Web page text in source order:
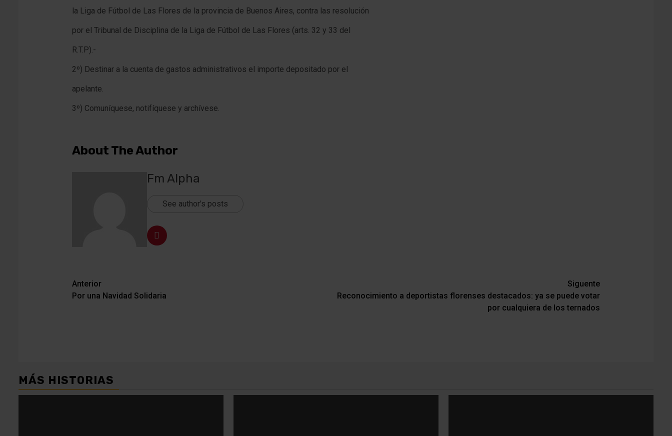
la Liga de Fútbol de Las Flores de la provincia de Buenos Aires, contra las resolución
por el Tribunal de Disciplina de la Liga de Fútbol de Las Flores (arts. 32 y 33 del
R.T.P).-
2º) Destinar a la cuenta de gastos administrativos el importe depositado por el
apelante.
3º) Comuníquese, notifíquese y archívese.
About The Author
Fm Alpha
See author's posts
Navegación
de
Anterior
Por una Navidad Solidaria
Siguente
Reconocimiento a deportistas florenses destacados: ya se puede votar
por cualquiera de los ternados
MÁS HISTORIAS